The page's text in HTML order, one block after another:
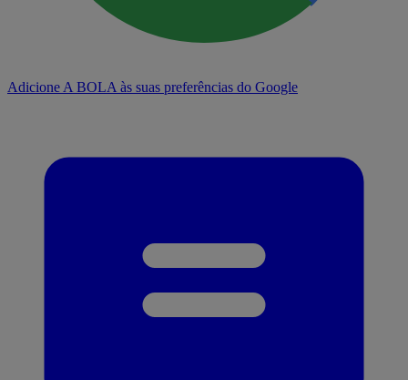
Adicione A BOLA às suas preferências do Google